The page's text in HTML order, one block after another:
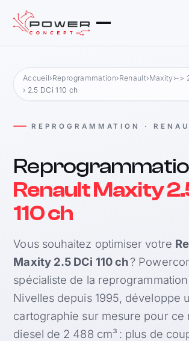
Accueil›Reprogrammation›Renault›Maxity ›->
› 2.5 DCi 110 ch
REPROGRAMMATION ·
Renault Maxity
110 ch
Vous souhaitez optimiser votre
Maxity 2.5 DCi 110 ch?
spécialiste de la
Nivelles depuis 1995, développe
cartographie sur mesure pour ce
diesel de 2 488 cm³ : plus de